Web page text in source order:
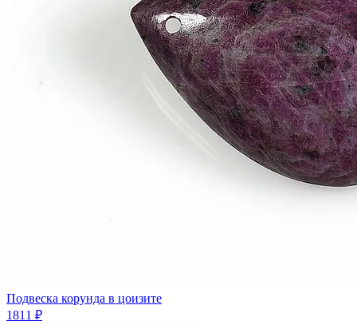
Подвеска корунда в цоизите
1811 ₽